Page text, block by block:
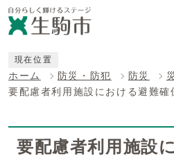
現在位置
ホーム 防災・防犯 防災
要配慮者利用施設における避難確
要配慮者利用施設